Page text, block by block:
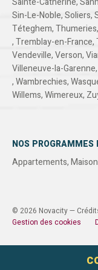
Sin-Le-Noble,Soliers,
Téteghem,Thumeries,
,Tremblay-en-France,
Vendeville,Verson,
Villeneuve-la-Garenne,
,Wambrechies,
Willems,Wimereux,
NOS
Appartements,
© 2026 Novacity —
Gestion des cookies